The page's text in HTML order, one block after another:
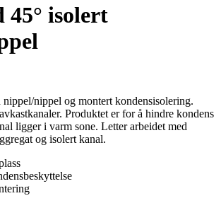
isolert
nippel og montert kondensisolering.
Produktet er for å hindre kondens
ligger i varm sone. Letter arbeidet med
og isolert kanal.